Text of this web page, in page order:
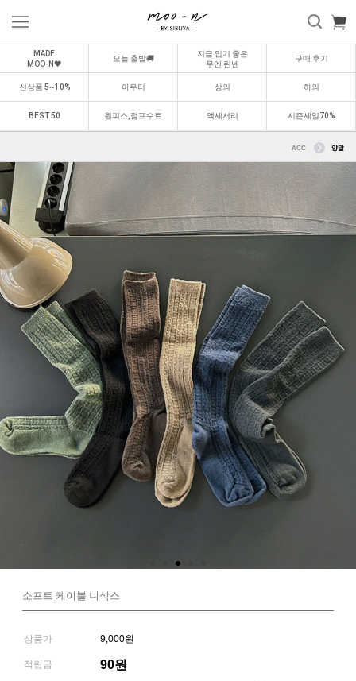
MADE
MOO-N🖤
오늘 출발🚚
지금 입기 좋은
무엔 린넨
구매 후기
신상품 5~10% 아우터 상의 하의
BEST 50 원피스,점프수트 액세서리 시즌세일70%
ACC 양말
소프트 케이블 니삭스
상품가 9,000원
적립금 90원